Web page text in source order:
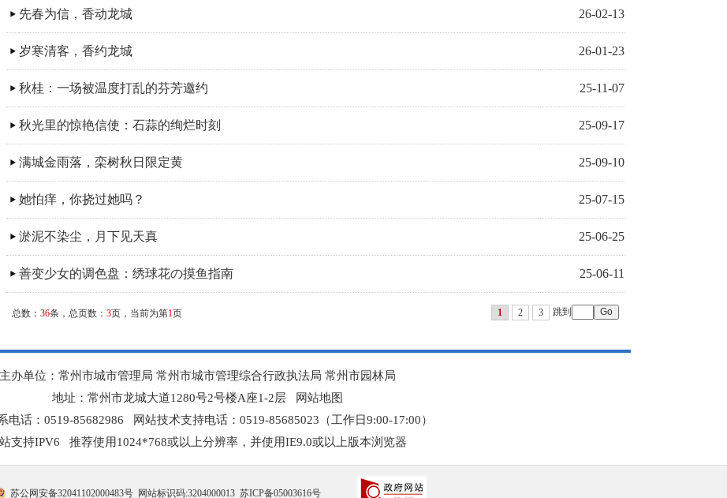
先春为信，香动龙城 26-02-13
岁寒清客，香约龙城 26-01-23
秋桂：一场被温度打乱的芬芳邀约 25-11-07
秋光里的惊艳信使：石蒜的绚烂时刻 25-09-17
满城金雨落，栾树秋日限定黄 25-09-10
她怕痒，你挠过她吗？ 25-07-15
淤泥不染尘，月下见天真 25-06-25
善变少女的调色盘：绣球花の摸鱼指南 25-06-11
总数： 36条，总页数： 3页，当前为第1页 1 2 3 跳到
主办单位：常州市城市管理局 常州市城市管理综合行政执法局 常州市园林局
地址：常州市龙城大道1280号2号楼A座1-2层
网站地图
电话：0519-85682986 网站技术支持电话：0519-85685023（工作日9:00-17:00）
支持IPV6 推荐使用1024*768或以上分辨率，并使用IE9.0或以上版本浏览器
苏公网安备32041102000483号 网站标识码:3204000013 苏ICP备05003616号